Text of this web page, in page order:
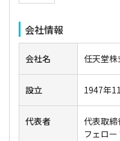
会社情報
会社名 任天堂株
設立 1947年
代表者
代表取締
フェロ